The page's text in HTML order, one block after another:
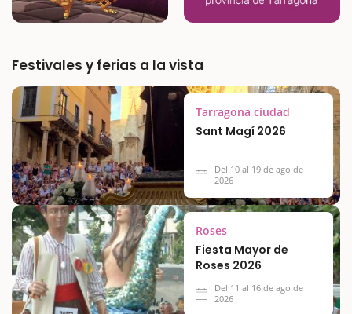
Festivales y ferias a la vista
Tarragona ciudad
Sant Magí 2026
Del 10 al 19 de ago de
2026
Roses
Fiesta Mayor de
Roses 2026
Del 11 al 16 de ago de
2026